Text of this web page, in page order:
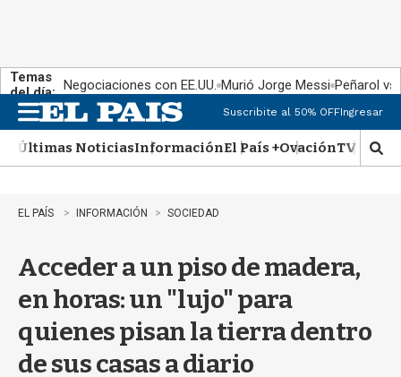
Temas
del día: Negociaciones con EE.UU. Murió Jorge Messi Peñarol
n
u
Suscribite al 50% OFFIngresar
Últimas NoticiasInformaciónEl País +OvaciónTV Show
M
o
EL PAÍS INFORMACIÓN SOCIEDAD
Acceder a un piso de madera,
en horas: un "lujo" para
quienes pisan la tierra dentro
de sus casas a diario